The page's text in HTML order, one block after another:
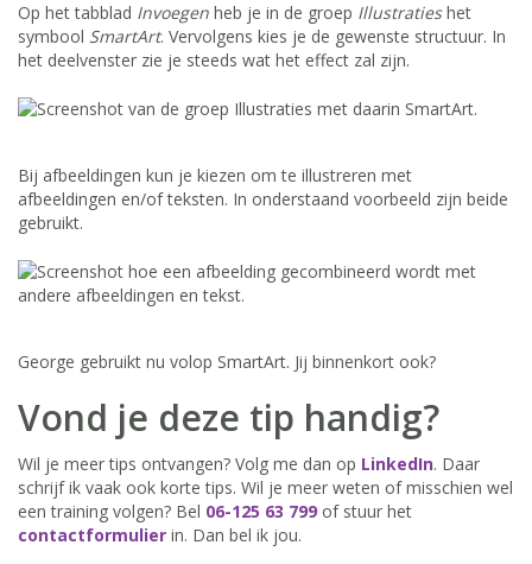
Op het tabblad Invoegen heb je in de groep Illustratieshet
symbool SmartArt. Vervolgens kies je de gewenste structuur. In
het deelvenster zie je steeds wat het effect zal zijn.
Bij afbeeldingen kun je kiezen om te illustreren met
afbeeldingen en/of teksten. In onderstaand voorbeeld zijn beide
gebruikt.
George gebruikt nu volop SmartArt. Jij binnenkort ook?
Vond je deze tip handig?
Wil je meer tips ontvangen? Volg me dan op LinkedIn. Daar
schrijf ik vaak ook korte tips. Wil je meer weten of misschien wel
een training volgen? Bel 06-125 63 799 of stuur het
contactformulier in. Dan bel ik jou.